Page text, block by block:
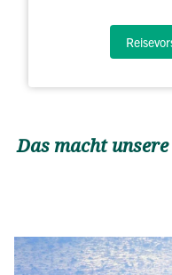
Das macht